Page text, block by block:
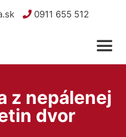
0911 655 512
z nepálenej
dvor